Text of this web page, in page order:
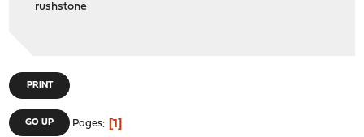
rushstone
PRINT
GO UP Pages 1